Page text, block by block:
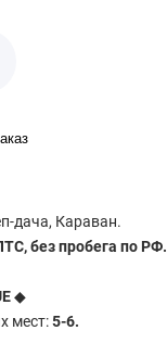
дача, Караван.
без пробега по РФ.
◆
мест:5-6.